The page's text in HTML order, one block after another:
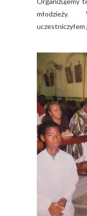
uczestniczyłem